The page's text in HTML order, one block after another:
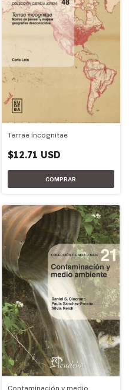
Terrae incognitae
$12.71 USD
Contaminación y medio